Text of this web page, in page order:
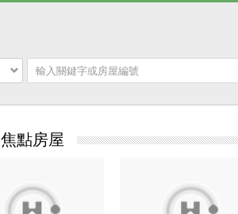
焦點房屋